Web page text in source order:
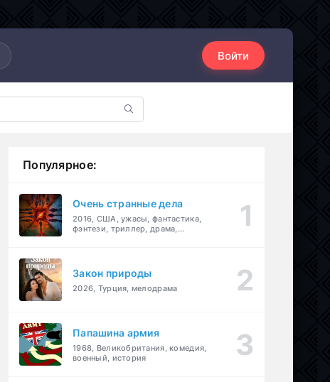
Войти
Популярное:
Очень странные дела
2016, США, ужасы, фантастика,
фэнтези, триллер, драма,
Закон природы
2026, Турция, мелодрама
Папашина армия
1968, Великобритания, комедия,
военный, история